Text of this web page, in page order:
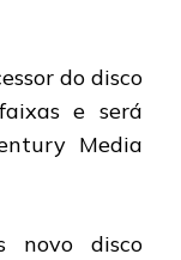
do disco
e será
Media
novo disco